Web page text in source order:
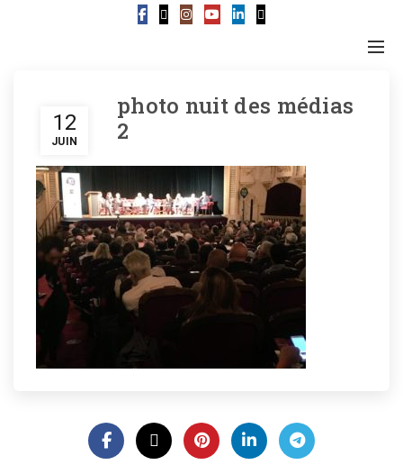
12
JUIN
photo nuit des médias
2